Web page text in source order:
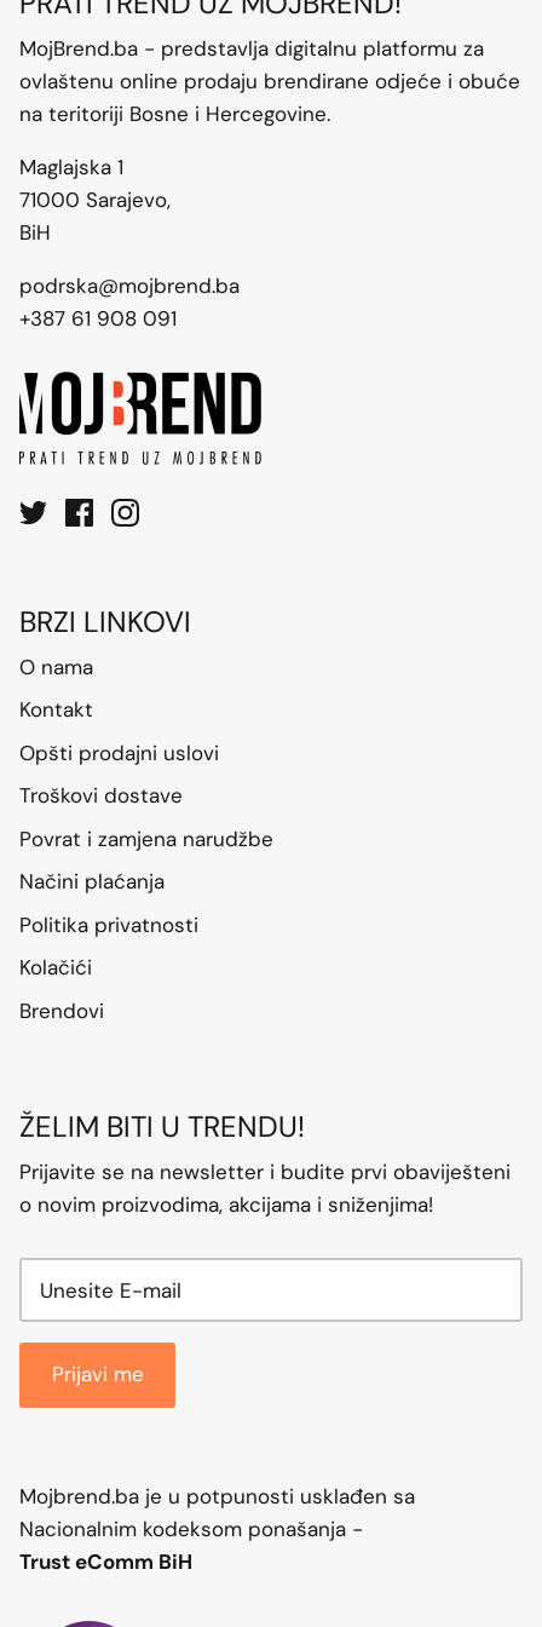
MojBrend.ba - predstavlja digitalnu platformu za
ovlaštenu online prodaju brendirane odjeće i obuće
na teritoriji Bosne i Hercegovine.
Maglajska 1
71000 Sarajevo,
BiH
podrska@mojbrend.ba
+387 61 908 091
BRZI LINKOVI
O nama
Kontakt
Opšti prodajni uslovi
Troškovi dostave
Povrat i zamjena narudžbe
Načini plaćanja
Politika privatnosti
Kolačići
Brendovi
ŽELIM BITI U TRENDU!
Prijavite se na newsletter i budite prvi obaviješteni
o novim proizvodima, akcijama i sniženjima!
Prijavi me
Mojbrend.ba je u potpunosti usklađen sa
Nacionalnim kodeksom ponašanja -
Trust eComm BiH